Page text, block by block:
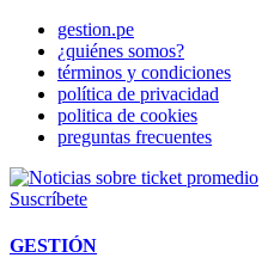
gestion.pe
¿quiénes somos?
términos y condiciones
política de privacidad
politica de cookies
preguntas frecuentes
Suscríbete
GESTIÓN